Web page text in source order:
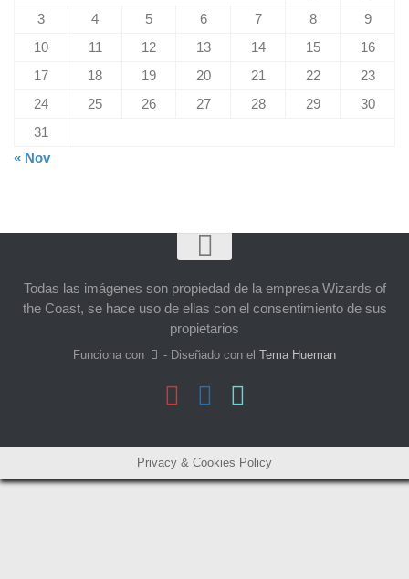
3
4 5 6 7 8
9
10
11 12 13 14 15
16
17
18 19 20 21 22
23
24
25 26 27 28 29
30
31
« Nov
Todas las imágenes son propiedad de la empresa Wizards of
the Coast, se hace uso de ellas con el consentimiento de sus
propietarios
Funciona con - Diseñado con elTema Hueman
Privacy & Cookies Policy